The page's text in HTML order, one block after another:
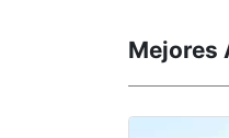
Mejores